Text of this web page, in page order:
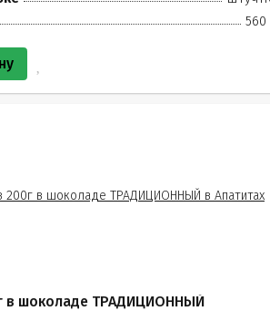
560
в шоколаде ТРАДИЦИОННЫЙ